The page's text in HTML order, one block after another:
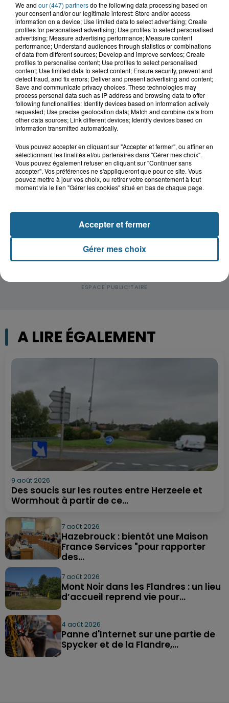
Saint-Omer : un enfant gravement brûlé
après l'explosion d'un jouet...
Valérie, 46 ans, portée disparue
depuis mardi à Dunkerque, sa...
Violent accident à Cléty : quatre
Inquiétude à Arques : Mathieu, 30
ans, activement recherché
A LIRE ÉGALEMENT
9 août 2026
Des soucis sur les routes entre Herzeele et
Wormhout à partir de ce...
7 août 2026
Hazebrouck : bientôt une Maison
France Services "pour rapporter
des...
7 août 2026
Mont Noir dans les Flandres : un lieu
d’accueil reprend vie pour...
4 août 2026
Panne d'Internet sur une partie de
Spycker et de la Flandre,...
We and our (447) partnersdo the following data processing based on
your consent and/or our legitimate interest: Store and/or access
information on a device; Use limited data to select advertising; Create
profiles for personalised advertising; Use profiles to select personalised
advertising; Measure advertising performance; Measure content
performance; Understand audiences through statistics or combinations
of data from different sources; Develop and improve services; Create
profiles to personalise content; Use profiles to select personalised
content; Use limited data to select content; Ensure security, prevent and
detect fraud, and fix errors; Deliver and present advertising and content;
Save and communicate privacy choices. These technologies may
process personal data such as IP address and browsing data to offer
following functionalities: Identify devices based on information actively
requested; Use precise geolocation data; Match and combine data from
other data sources; Link different devices; Identify devices based on
information transmitted automatically.
Vous pouvez accepter en cliquant sur "Accepter et fermer", ou affiner en
sélectionnant les finalités et/ou partenaires dans "Gérer mes choix".
Vous pouvez également refuser en cliquant sur "Continuer sans
accepter". Vos préférences ne s'appliqueront que pour ce site. Vous
pouvez mettre à jour vos choix, ou retirer votre consentement à tout
moment via le lien "Gérer les cookies" situé en bas de chaque page.
Gérer mes choix
Accepter et fermer